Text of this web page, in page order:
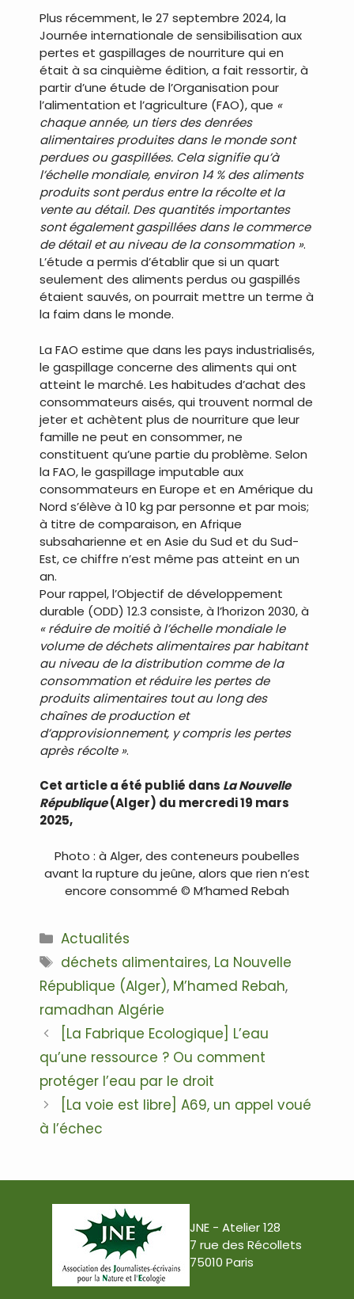
Plus récemment, le 27 septembre 2024, la
Journée internationale de sensibilisation aux
pertes et gaspillages de nourriture qui en
était à sa cinquième édition, a fait ressortir, à
partir d’une étude de l’Organisation pour
l’alimentation et l’agriculture (FAO), que «
chaque année, un tiers des denrées
alimentaires produites dans le monde sont
perdues ou gaspillées. Cela signifie qu’à
l’échelle mondiale, environ 14 % des aliments
produits sont perdus entre la récolte et la
vente au détail. Des quantités importantes
sont également gaspillées dans le commerce
de détail et au niveau de la consommation ».
L’étude a permis d’établir que si un quart
seulement des aliments perdus ou gaspillés
étaient sauvés, on pourrait mettre un terme à
la faim dans le monde.
La FAO estime que dans les pays industrialisés,
le gaspillage concerne des aliments qui ont
atteint le marché. Les habitudes d’achat des
consommateurs aisés, qui trouvent normal de
jeter et achètent plus de nourriture que leur
famille ne peut en consommer, ne
constituent qu’une partie du problème. Selon
la FAO, le gaspillage imputable aux
consommateurs en Europe et en Amérique du
Nord s’élève à 10 kg par personne et par mois;
à titre de comparaison, en Afrique
subsaharienne et en Asie du Sud et du Sud-
Est, ce chiffre n’est même pas atteint en un
an.
Pour rappel, l’Objectif de développement
durable (ODD) 12.3 consiste, à l’horizon 2030, à
« réduire de moitié à l’échelle mondiale le
volume de déchets alimentaires par habitant
au niveau de la distribution comme de la
consommation et réduire les pertes de
produits alimentaires tout au long des
chaînes de production et
d’approvisionnement, y compris les pertes
après récolte ».
Cet article a été publié dans La Nouvelle
République(Alger) du mercredi 19 mars
2025,
Photo : à Alger, des conteneurs poubelles
avant la rupture du jeûne, alors que rien n’est
encore consommé © M’hamed Rebah
Catégories
Actualités
Étiquettes
déchets alimentaires, La Nouvelle
République (Alger), M’hamed Rebah,
ramadhan Algérie
Navigation
des
articles
[La Fabrique Ecologique] L’eau
qu’une ressource ? Ou comment
protéger l’eau par le droit
[La voie est libre] A69, un appel voué
à l’échec
JNE - Atelier 128
7 rue des Récollets
75010 Paris